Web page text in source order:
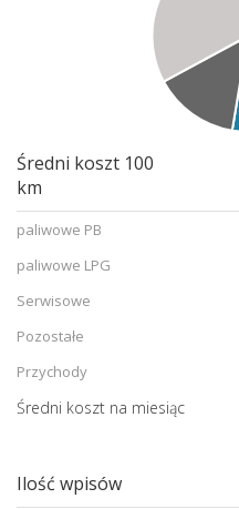
Średni koszt 100
km
paliwowe PB
paliwowe LPG
Serwisowe
Pozostałe
Przychody
Średni koszt na miesiąc
Ilość wpisów